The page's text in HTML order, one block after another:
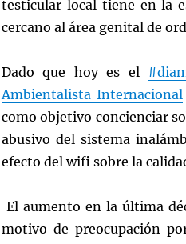
testicular local tiene en la
cercano al área genital de
Dado que hoy es el
Ambientalista Internacional
como objetivo concienciar
abusivo del sistema
efecto del wifi sobre la
El aumento en la última
motivo de preocupación